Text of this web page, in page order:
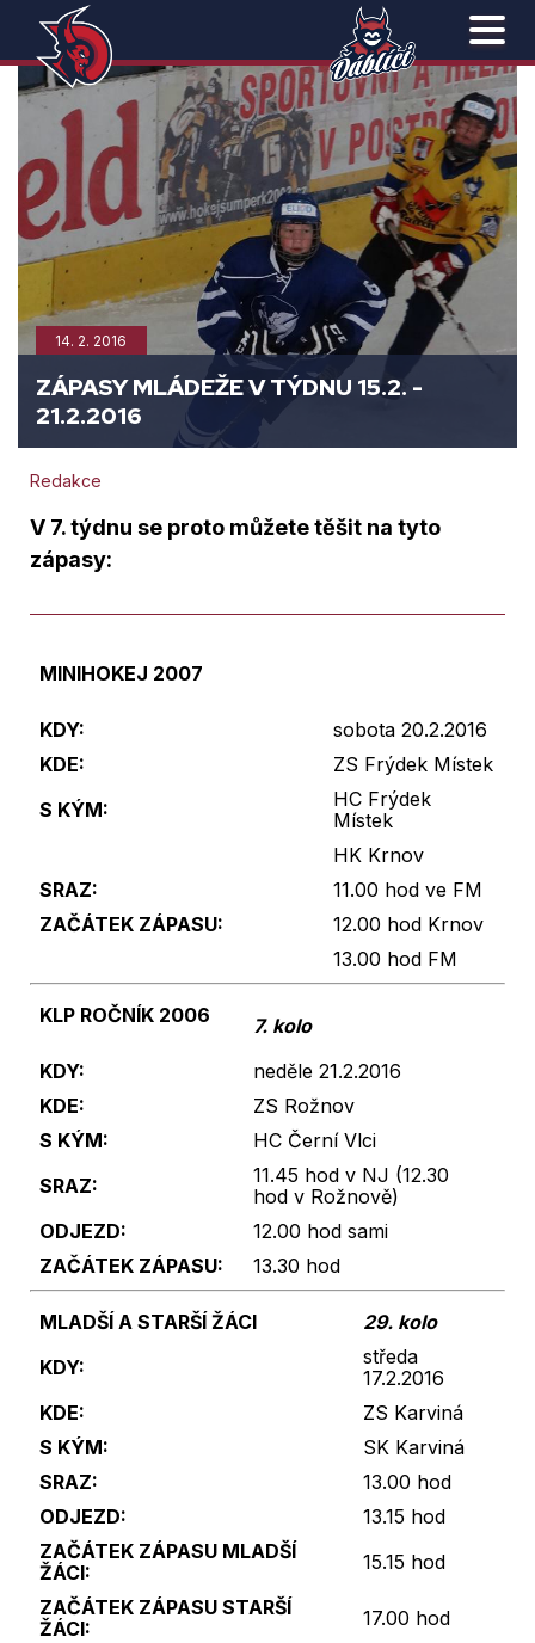
14. 2. 2016
ZÁPASY MLÁDEŽE V TÝDNU 15.2. -
21.2.2016
Redakce
V 7. týdnu se proto můžete těšit na tyto
zápasy:
MINIHOKEJ 2007
KDY:
sobota 20.2.2016
KDE:
ZS Frýdek Místek
S KÝM:
HC Frýdek
Místek
HK Krnov
SRAZ:
11.00 hod ve FM
ZAČÁTEK ZÁPASU:
12.00 hod Krnov
13.00 hod FM
KLP ROČNÍK 2006
7. kolo
KDY:
neděle 21.2.2016
KDE:
ZS Rožnov
S KÝM:
HC Černí Vlci
SRAZ:
11.45 hod v NJ (12.30
hod v Rožnově)
ODJEZD:
12.00 hod sami
ZAČÁTEK ZÁPASU:
13.30 hod
MLADŠÍ A STARŠÍ ŽÁCI
29. kolo
KDY:
středa
17.2.2016
KDE:
ZS Karviná
S KÝM:
SK Karviná
SRAZ:
13.00 hod
ODJEZD:
13.15 hod
ZAČÁTEK ZÁPASU MLADŠÍ
ŽÁCI:
15.15 hod
ZAČÁTEK ZÁPASU STARŠÍ
ŽÁCI:
17.00 hod